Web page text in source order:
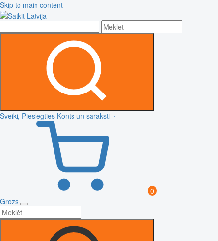
Skip to main content
Sveiki, Pieslēgties Konts un saraksti
0
Grozs